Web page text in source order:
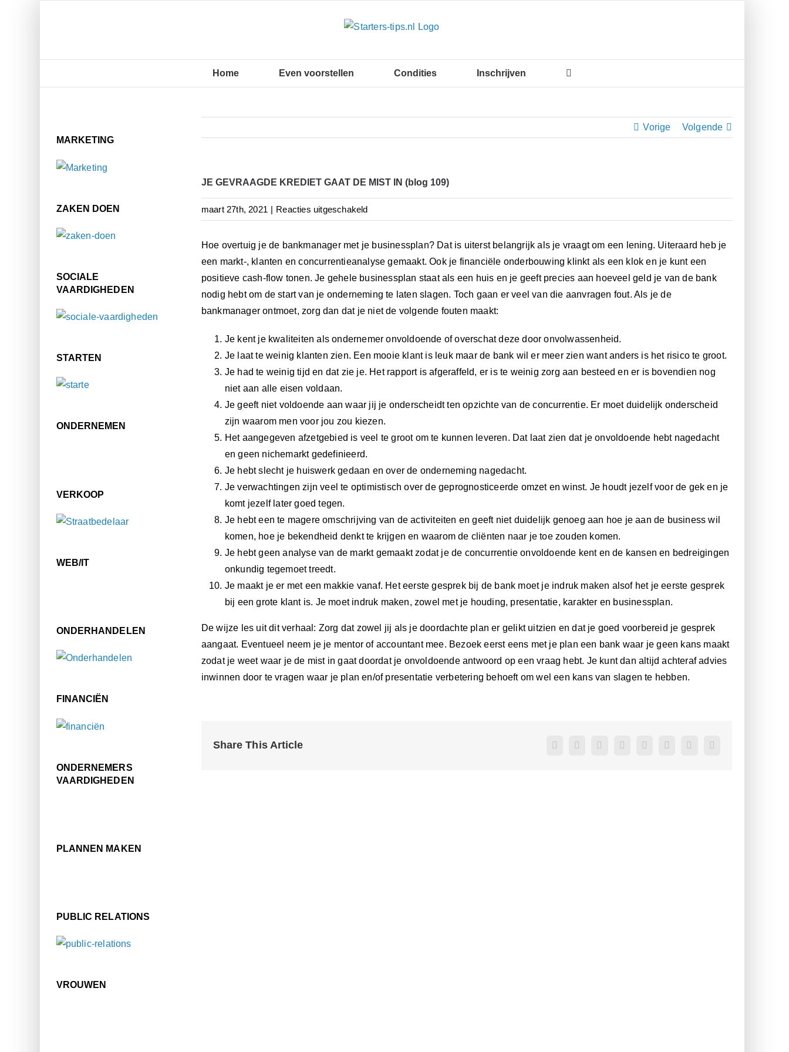
Home Even voorstellen Condities Inschrijven
Vorige Volgende
JE GEVRAAGDE KREDIET GAAT DE MIST IN (blog 109)
maart 27th, 2021 | Reacties uitgeschakeldvoor
GEVRAAGDE
KREDIET
GAAT
(blog
109)
Hoe overtuig je de bankmanager met je businessplan? Dat is uiterst belangrijk als je vraagt om een lening. Uiteraard heb je
een markt-, klanten en concurrentieanalyse gemaakt. Ook je financiële onderbouwing klinkt als een klok en je kunt een
positieve cash-flow tonen. Je gehele businessplan staat als een huis en je geeft precies aan hoeveel geld je van de bank
nodig hebt om de start van je onderneming te laten slagen. Toch gaan er veel van die aanvragen fout. Als je de
bankmanager ontmoet, zorg dan dat je niet de volgende fouten maakt:
Je kent je kwaliteiten als ondernemer onvoldoende of overschat deze door onvolwassenheid.
Je laat te weinig klanten zien. Een mooie klant is leuk maar de bank wil er meer zien want anders is het risico te groot.
Je had te weinig tijd en dat zie je. Het rapport is afgeraffeld, er is te weinig zorg aan besteed en er is bovendien nog
niet aan alle eisen voldaan.
Je geeft niet voldoende aan waar jij je onderscheidt ten opzichte van de concurrentie. Er moet duidelijk onderscheid
zijn waarom men voor jou zou kiezen.
Het aangegeven afzetgebied is veel te groot om te kunnen leveren. Dat laat zien dat je onvoldoende hebt nagedacht
en geen nichemarkt gedefinieerd.
Je hebt slecht je huiswerk gedaan en over de onderneming nagedacht.
Je verwachtingen zijn veel te optimistisch over de geprognosticeerde omzet en winst. Je houdt jezelf voor de gek en je
komt jezelf later goed tegen.
Je hebt een te magere omschrijving van de activiteiten en geeft niet duidelijk genoeg aan hoe je aan de business wil
komen, hoe je bekendheid denkt te krijgen en waarom de cliënten naar je toe zouden komen.
Je hebt geen analyse van de markt gemaakt zodat je de concurrentie onvoldoende kent en de kansen en bedreigingen
onkundig tegemoet treedt.
Je maakt je er met een makkie vanaf. Het eerste gesprek bij de bank moet je indruk maken alsof het je eerste gesprek
bij een grote klant is. Je moet indruk maken, zowel met je houding, presentatie, karakter en businessplan.
De wijze les uit dit verhaal: Zorg dat zowel jij als je doordachte plan er gelikt uitzien en dat je goed voorbereid je gesprek
aangaat. Eventueel neem je je mentor of accountant mee. Bezoek eerst eens met je plan een bank waar je geen kans maakt
zodat je weet waar je de mist in gaat doordat je onvoldoende antwoord op een vraag hebt. Je kunt dan altijd achteraf advies
inwinnen door te vragen waar je plan en/of presentatie verbetering behoeft om wel een kans van slagen te hebben.
Share This Article FacebookTwitter Reddit LinkedInWhatsApp
Pinterest
MARKETING
ZAKEN DOEN
SOCIALE
VAARDIGHEDEN
STARTEN
ONDERNEMEN
VERKOOP
WEB/IT
ONDERHANDELEN
FINANCIËN
ONDERNEMERS
VAARDIGHEDEN
PLANNEN MAKEN
PUBLIC RELATIONS
VROUWEN